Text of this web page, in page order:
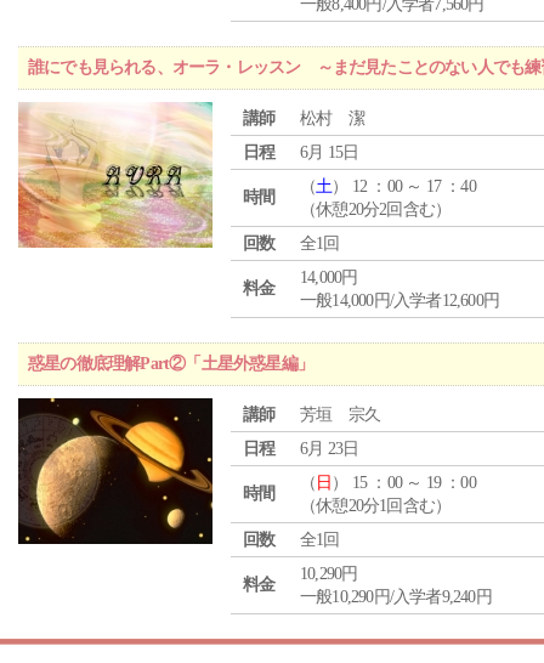
一般8,400円/入学者7,560円
誰にでも見られる、オーラ・レッスン ～まだ見たことのない人でも
講師
松村 潔
日程
6月 15日
時間
（土） 12 ：00 ～ 17 ：40
（休憩20分2回含む）
回数
全1回
料金
14,000円
一般14,000円/入学者12,600円
惑星の徹底理解Part②「土星外惑星編」
講師
芳垣 宗久
日程
6月 23日
時間
（ 日 ） 15 ：00 ～ 19 ：00
（休憩20分1回含む）
回数
全1回
料金
10,290円
一般10,290円/入学者9,240円